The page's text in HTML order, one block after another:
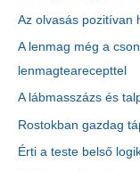
Az olvasás pozitívan
A lenmag még a
lenmagtearecepttel
A lábmasszázs és
Rostokban gazdag
Érti a teste belső